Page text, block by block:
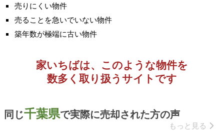
売りにくい物件
売ることを急いでいない物件
築年数が極端に古い物件
家いちばは、このような物件を
数多く取り扱うサイトです
同じ千葉県で実際に売却された方の声
もっと見る